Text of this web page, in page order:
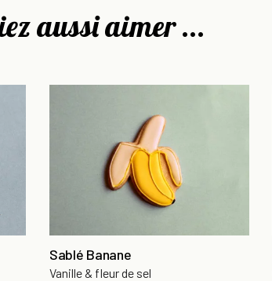
aussi aimer ...
Sablé Banane
Vanille & fleur de sel